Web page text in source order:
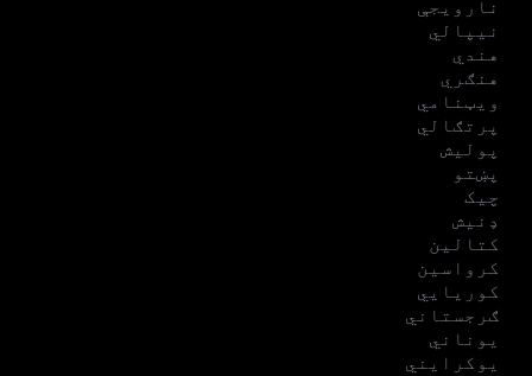
نارویجې
نیپالي
هندي
هنګري
ویټنامي
پرتګالي
پولیش
پښتو
چیک
ډنیش
کتالین
کرواسین
کوریایي
ګرجستاني
یوناني
یوکرایني